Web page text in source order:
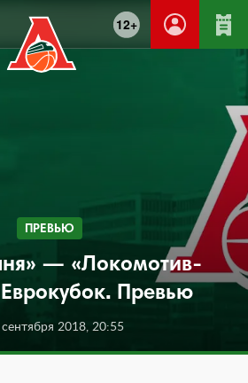
12+
ПРЕВЬЮ
— «Локомотив-
Превью
2018, 20:55